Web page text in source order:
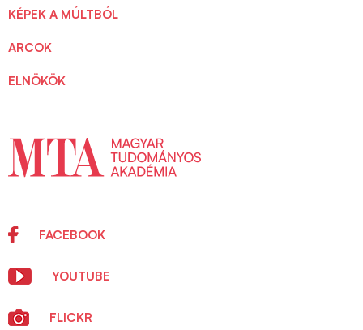
KÉPEK A MÚLTBÓL
ARCOK
ELNÖKÖK
FACEBOOK
YOUTUBE
FLICKR